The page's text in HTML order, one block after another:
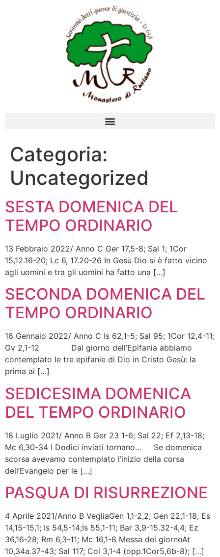
Categoria:
Uncategorized
SESTA DOMENICA DEL
TEMPO ORDINARIO
13 Febbraio 2022/ Anno C Ger 17,5-8; Sal 1; 1Cor
15,12.16-20; Lc 6, 17.20-26 In Gesù Dio si è fatto vicino
agli uomini e tra gli uomini ha fatto una […]
SECONDA DOMENICA DEL
TEMPO ORDINARIO
16 Gennaio 2022/ Anno C Is 62,1-5; Sal 95; 1Cor 12,4-11;
Gv 2,1-12 Dal giorno dell’Epifania abbiamo
contemplato le tre epifanie di Dio in Cristo Gesù: la
prima ai […]
SEDICESIMA DOMENICA
DEL TEMPO ORDINARIO
18 Luglio 2021/ Anno B Ger 23 1-6; Sal 22; Ef 2,13-18;
Mc 6,30-34 I Dodici inviati tornano… Se domenica
scorsa avevamo contemplato l’inizio della corsa
dell’Evangelo per le […]
PASQUA DI RISURREZIONE
4 Aprile 2021/Anno B VegliaGen 1,1-2,2; Gen 22,1-18; Es
14,15-15,1; Is 54,5-14;Is 55,1-11; Bar 3,9-15.32-4,4; Ez
36,16-28; Rm 6,3-11; Mc 16,1-8 Messa del giornoAt
10,34a.37-43; Sal 117; Col 3,1-4 (opp.1Cor5,6b-8); […]